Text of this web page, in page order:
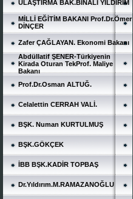
ULAŞTIRMA BAK.BİNALİ YILDIRIM
MİLLİ EĞİTİM BAKANI Prof.Dr.Ömer
DİNÇER
Zafer ÇAĞLAYAN. Ekonomi Bakanı
Abdüllatif ŞENER-Türkiyenin
Kirada Oturan TekProf. Maliye
Bakanı
Prof.Dr.Osman ALTUĞ.
Celalettin CERRAH VALİ.
BŞK. Numan KURTULMUŞ
BŞK.GÖKÇEK
İBB BŞK.KADİR TOPBAŞ
Dr.Yıldırım.M.RAMAZANOĞLU